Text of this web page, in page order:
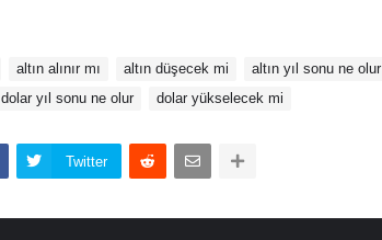
altın alınır mı altın düşecek mi altın yıl sonu ne olur
dolar yıl sonu ne olur dolar yükselecek mi
Twitter